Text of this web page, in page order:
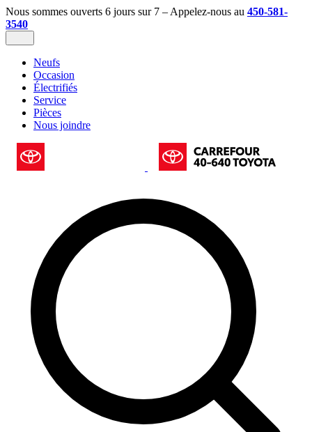
Nous sommes ouverts 6 jours sur 7 – Appelez-nous au 450-581-
3540
Neufs
Occasion
Électrifiés
Service
Pièces
Nous joindre